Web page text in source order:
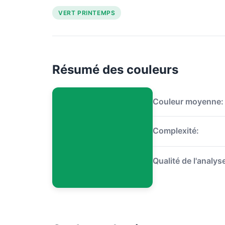
VERT PRINTEMPS
Résumé des couleurs
Couleur moyenne:
Complexité:
Qualité de